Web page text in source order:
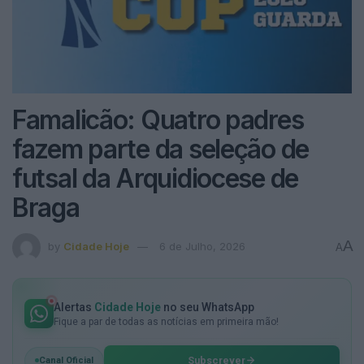
Famalicão: Quatro padres
fazem parte da seleção de
futsal da Arquidiocese de
Braga
by Cidade Hoje 6 de Julho, 2026 AA
Alertas Cidade Hoje no seu WhatsApp
Fique a par de todas as notícias em primeira mão!
Canal Oficial Subscrever